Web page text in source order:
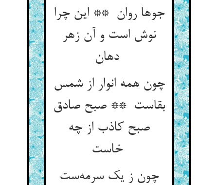
جوها روان ** این چرا
نوش است و آن زهر
دهان
چون همه انوار از شمس
بقاست ** صبح صادق
صبح کاذب از چه
چون ز یک سرمه‌ست